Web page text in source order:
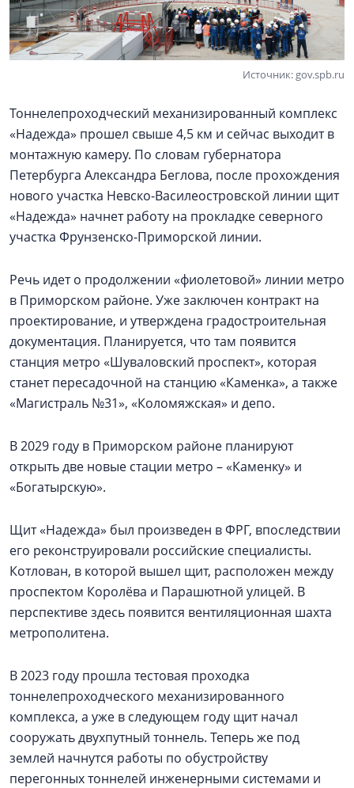
Источник: gov.spb.ru
Тоннелепроходческий механизированный комплекс
«Надежда» прошел свыше 4,5 км и сейчас выходит в
монтажную камеру. По словам губернатора
Петербурга Александра Беглова, после прохождения
нового участка Невско-Василеостровской линии щит
«Надежда» начнет работу на прокладке северного
участка Фрунзенско-Приморской линии.
Речь идет о продолжении «фиолетовой» линии метро
в Приморском районе. Уже заключен контракт на
проектирование, и утверждена градостроительная
документация. Планируется, что там появится
станция метро «Шуваловский проспект», которая
станет пересадочной на станцию «Каменка», а также
«Магистраль №31», «Коломяжская» и депо.
В 2029 году в Приморском районе планируют
открыть две новые стации метро – «Каменку» и
«Богатырскую».
Щит «Надежда» был произведен в ФРГ, впоследствии
его реконструировали российские специалисты.
Котлован, в которой вышел щит, расположен между
проспектом Королёва и Парашютной улицей. В
перспективе здесь появится вентиляционная шахта
метрополитена.
В 2023 году прошла тестовая проходка
тоннелепроходческого механизированного
комплекса, а уже в следующем году щит начал
сооружать двухпутный тоннель. Теперь же под
землей начнутся работы по обустройству
перегонных тоннелей инженерными системами и